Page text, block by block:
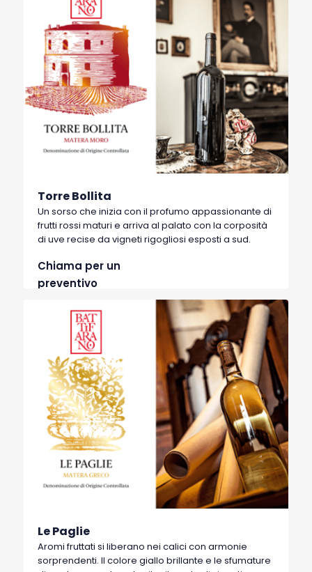
Torre Bollita
Un sorso che inizia con il profumo appassionante di
frutti rossi maturi e arriva al palato con la corposità
di uve recise da vigneti rigogliosi esposti a sud.
Chiama per un
preventivo
Le Paglie
Aromi fruttati si liberano nei calici con armonie
sorprendenti. Il colore giallo brillante e le sfumature